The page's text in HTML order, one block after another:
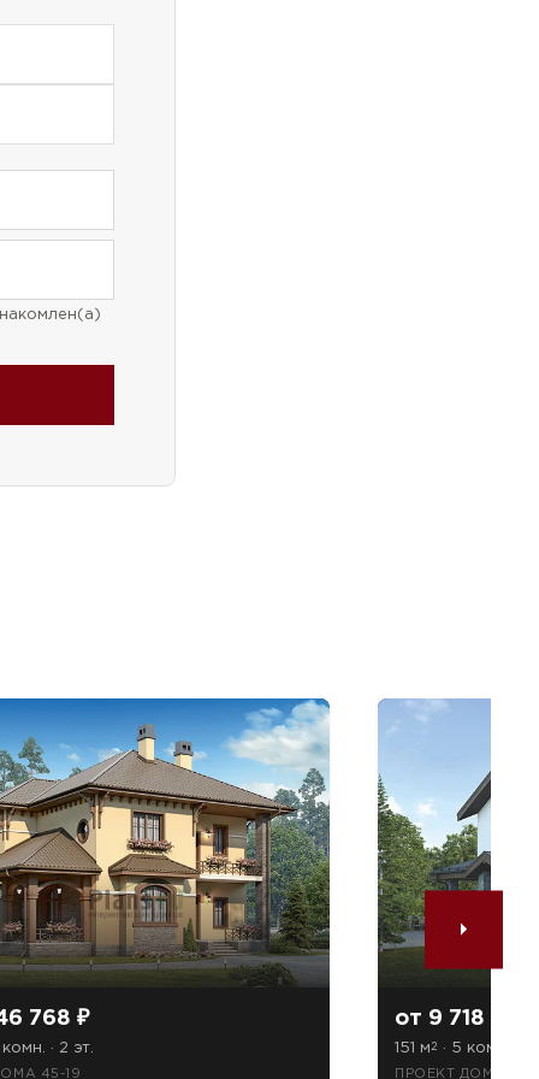
768 ₽
· 2 эт.
45-19
от 9 718 800
151 м 2 · 5 комн. · 2
ПРОЕКТ ДОМА 56-